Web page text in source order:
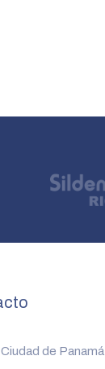
de Panamá,